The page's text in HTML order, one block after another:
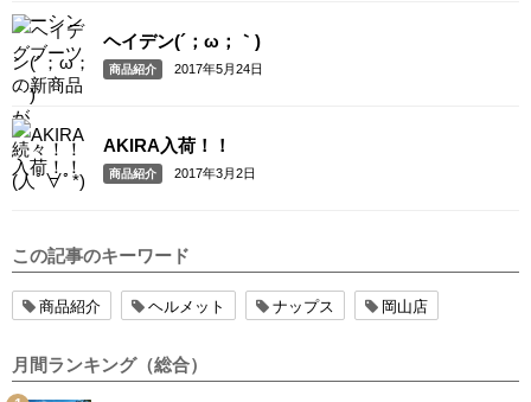
ヘイデン(´；ω；｀)
商品紹介 2017年5月24日
AKIRA入荷！！
商品紹介 2017年3月2日
この記事のキーワード
商品紹介 ヘルメット ナップス 岡山店
月間ランキング（総合）